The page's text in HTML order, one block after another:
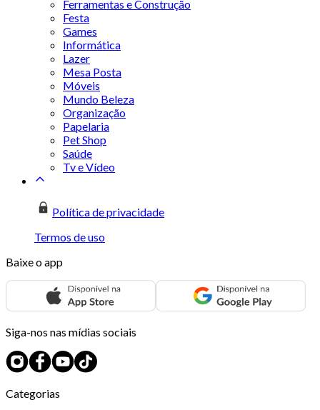
Ferramentas e Construção
Festa
Games
Informática
Lazer
Mesa Posta
Móveis
Mundo Beleza
Organização
Papelaria
Pet Shop
Saúde
Tv e Vídeo
Política de privacidade
Termos de uso
Baixe o app
Siga-nos nas mídias sociais
Categorias